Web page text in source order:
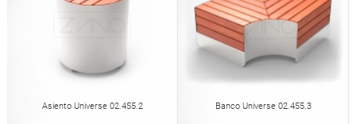
Asiento Universe 02.455.2 Banco Universe 02.455.3